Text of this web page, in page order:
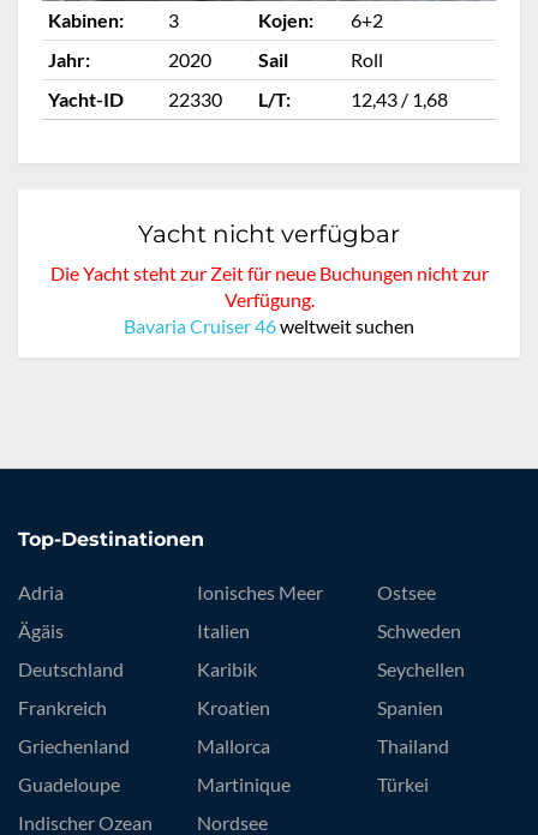
Kabinen: 3 Kojen:
6+2
Jahr:
2020 Sail
Roll
Yacht-ID
22330 L/T: 12,43 / 1,68
Yacht nicht verfügbar
Die Yacht steht zur Zeit für neue Buchungen nicht zur
Verfügung.
Bavaria Cruiser 46weltweit suchen
Top-Destinationen
Adria
Ägäis
Deutschland
Frankreich
Griechenland
Guadeloupe
Indischer Ozean
Ionisches Meer
Italien
Karibik
Kroatien
Mallorca
Martinique
Nordsee
Ostsee
Schweden
Seychellen
Spanien
Thailand
Türkei